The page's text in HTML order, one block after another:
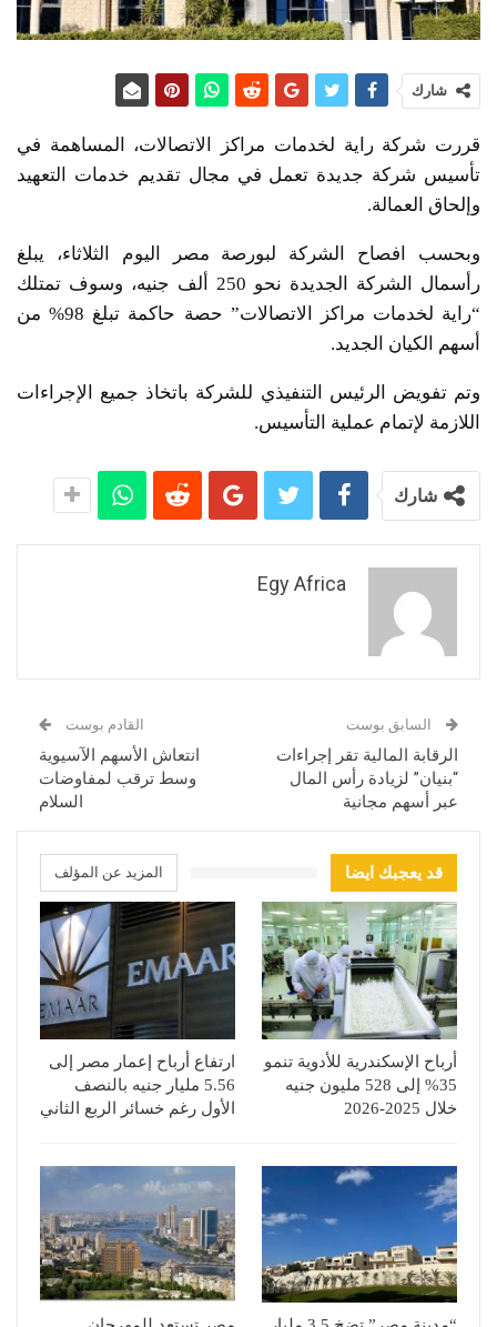
شارك
قررت شركة راية لخدمات مراكز الاتصالات، المساهمة في
تأسيس شركة جديدة تعمل في مجال تقديم خدمات التعهيد
وإلحاق العمالة.
وبحسب افصاح الشركة لبورصة مصر اليوم الثلاثاء، يبلغ
رأسمال الشركة الجديدة نحو 250 ألف جنيه، وسوف تمتلك
“راية لخدمات مراكز الاتصالات” حصة حاكمة تبلغ 98% من
أسهم الكيان الجديد.
وتم تفويض الرئيس التنفيذي للشركة باتخاذ جميع الإجراءات
اللازمة لإتمام عملية التأسيس.
شارك
Egy Africa
السابق بوست
الرقابة المالية تقر إجراءات
“بنيان” لزيادة رأس المال
عبر أسهم مجانية
القادم بوست
انتعاش الأسهم الآسيوية
وسط ترقب لمفاوضات
السلام
قد يعجبك ايضا المزيد عن المؤلف
أرباح الإسكندرية للأدوية تنمو
35% إلى 528 مليون جنيه
خلال 2025-2026
ارتفاع أرباح إعمار مصر إلى
5.56 مليار جنيه بالنصف
الأول رغم خسائر الربع الثاني